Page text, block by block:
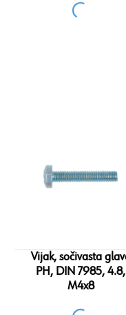
Vijak, sočivasta
PH, DIN 7985, 4.8,
M4x8